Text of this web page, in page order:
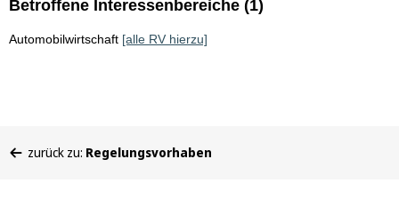
Betroffene Interessenbereiche (1)
Automobilwirtschaft [alle RV hierzu]
befinden
zurück zu: Regelungsvorhaben